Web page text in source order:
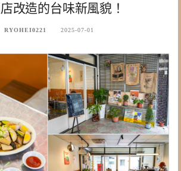
改造的台味新風貌！
RYOHEI0221 2025-07-01